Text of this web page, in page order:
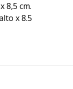
8,5 cm.
x 8.5